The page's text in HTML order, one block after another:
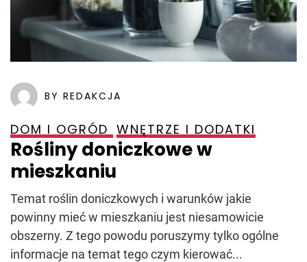
BY REDAKCJA
DOM I OGRÓD WNĘTRZE I DODATKI
Rośliny doniczkowe w
mieszkaniu
Temat roślin doniczkowych i warunków jakie
powinny mieć w mieszkaniu jest niesamowicie
obszerny. Z tego powodu poruszymy tylko ogólne
informacje na temat tego czym kierować...